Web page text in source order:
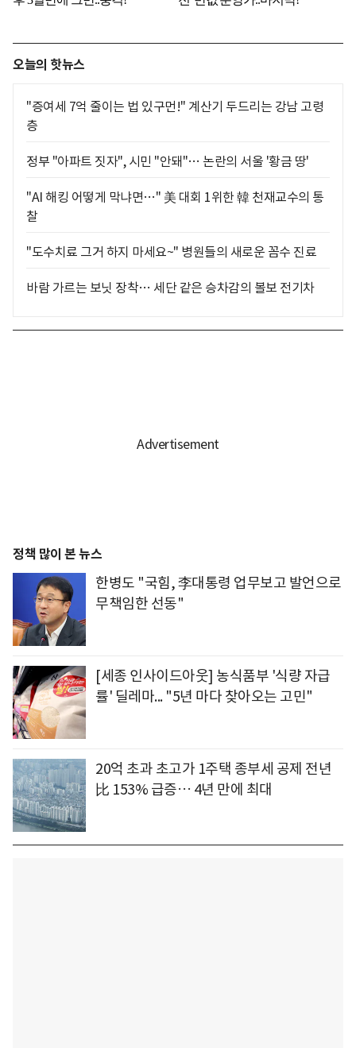
오늘의 핫뉴스
"증여세 7억 줄이는 법 있구먼!" 계산기 두드리는 강남 고령
층
정부 "아파트 짓자", 시민 "안돼"… 논란의 서울 '황금 땅'
"AI 해킹 어떻게 막냐면…" 美 대회 1위한 韓 천재교수의 통
찰
"도수치료 그거 하지 마세요~" 병원들의 새로운 꼼수 진료
바람 가르는 보닛 장착… 세단 같은 승차감의 볼보 전기차
정책 많이 본 뉴스
한병도 "국힘, 李대통령 업무보고 발언으로
무책임한 선동"
[세종 인사이드아웃] 농식품부 '식량 자급
률' 딜레마... "5년 마다 찾아오는 고민"
20억 초과 초고가 1주택 종부세 공제 전년
比 153% 급증… 4년 만에 최대